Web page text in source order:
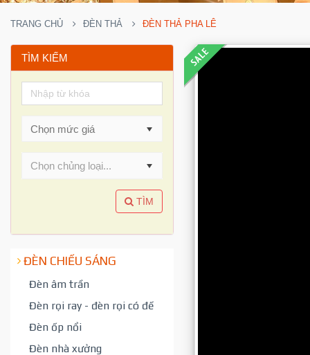
TRANG CHỦ ĐÈN THẢ ĐÈN THẢ PHA LÊ
TÌM KIẾM
Chọn chủng loại...
TÌM
ĐÈN CHIẾU SÁNG
Đèn âm trần
Đèn rọi ray - đèn rọi có đế
Đèn ốp nổi
Đèn nhà xưởng